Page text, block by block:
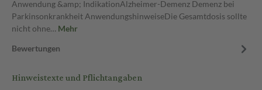
Anwendung &amp; IndikationAlzheimer-Demenz Demenz bei
Parkinsonkrankheit AnwendungshinweiseDie Gesamtdosis sollte
nicht ohne… Mehr
Bewertungen
Hinweistexte und Pflichtangaben